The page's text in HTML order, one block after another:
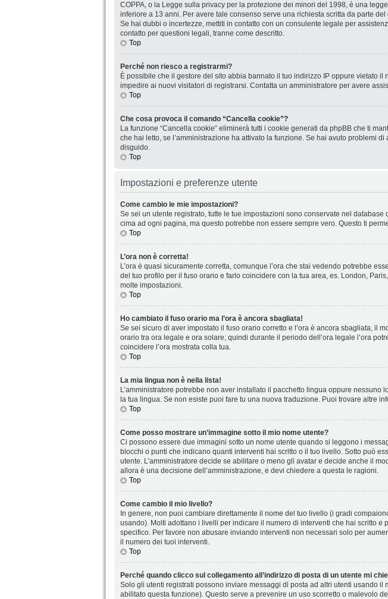
COPPA, o la Legge sulla privacy per la protezione dei minori del 1998, è una
inferiore a 13 anni. Per avere tale consenso serve una richiesta scritta da parte
Se hai dubbi o incertezze, mettiti in contatto con un consulente legale per
contatto per questioni legali, tranne come descritto.
Top
Perché non riesco a registrarmi?
È possibile che il gestore del sito abbia bannato il tuo indirizzo IP oppure vietato
impedire ai nuovi visitatori di registrarsi. Contatta un amministratore per avere
Top
Che cosa provoca il comando “Cancella cookie”?
La funzione “Cancella cookie” eliminerà tutti i cookie generati da phpBB che ti
che hai letto, se l’amministrazione ha attivato la funzione. Se hai avuto problemi
disguido.
Top
Impostazioni e preferenze utente
Come cambio le mie impostazioni?
Se sei un utente registrato, tutte le tue impostazioni sono conservate nel
cima ad ogni pagina, ma questo potrebbe non essere sempre vero. Questo ti
Top
L’ora non è corretta!
L’ora è quasi sicuramente corretta, comunque l’ora che stai vedendo potrebbe
del tuo profilo per il fuso orario e farlo coincidere con la tua area, es. London,
molte impostazioni.
Top
Ho cambiato il fuso orario ma l’ora è ancora sbagliata!
Se sei sicuro di aver impostato il fuso orario corretto e l’ora è ancora sbagliata, il
orario tra ora legale e ora solare; quindi durante il periodo dell’ora legale l’ora
coincidere l’ora mostrata colla tua.
Top
La mia lingua non è nella lista!
L’amministratore potrebbe non aver installato il pacchetto lingua oppure
la tua lingua. Se non esiste puoi fare tu una nuova traduzione. Puoi trovare altre
Top
Come posso mostrare un’immagine sotto il mio nome utente?
Ci possono essere due immagini sotto un nome utente quando si leggono i
blocchi o punti che indicano quanti interventi hai scritto o il tuo livello. Sotto può
utente. L’amministratore decide se abilitare o meno gli avatar e decide anche il
allora è una decisione dell’amministrazione, e devi chiedere a questa le ragioni.
Top
Come cambio il mio livello?
In genere, non puoi cambiare direttamente il nome del tuo livello (i gradi
usando). Molti adottano i livelli per indicare il numero di interventi che hai scritto
specifico. Per favore non abusare inviando interventi non necessari solo per
il numero dei tuoi interventi.
Top
Perché quando clicco sul collegamento all’indirizzo di posta di un utente mi
Solo gli utenti registrati possono inviare messaggi di posta ad altri utenti usando
abilitato questa funzione). Questo serve a prevenire un uso scorretto o malevolo